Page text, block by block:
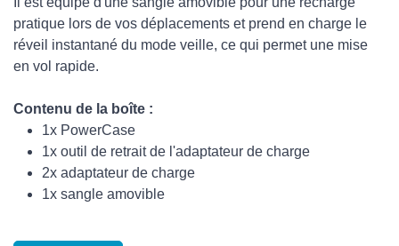
pratique lors de vos déplacements et prend en charge le
réveil instantané du mode veille, ce qui permet une mise
en vol rapide.
Contenu de la boîte :
1x PowerCase
1x outil de retrait de l'adaptateur de charge
2x adaptateur de charge
1x sangle amovible